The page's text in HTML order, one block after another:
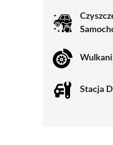
Stacja